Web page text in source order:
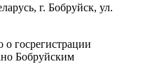
г. Бобруйск, ул.
госрегистрации
Бобруйским